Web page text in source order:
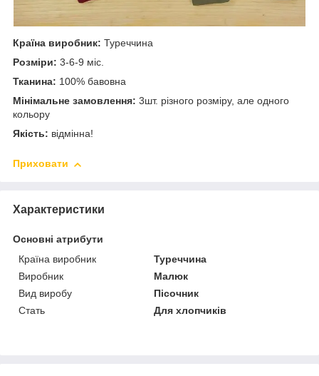
Країна виробник: Туреччина
Розміри: 3-6-9 міс.
Тканина: 100% бавовна
Мінімальне замовлення: 3шт. різного розміру, але одного
кольору
Якість: відмінна!
Приховати
Характеристики
Основні атрибути
Країна виробник
Туреччина
Виробник
Малюк
Вид виробу
Пісочник
Стать
Для хлопчиків